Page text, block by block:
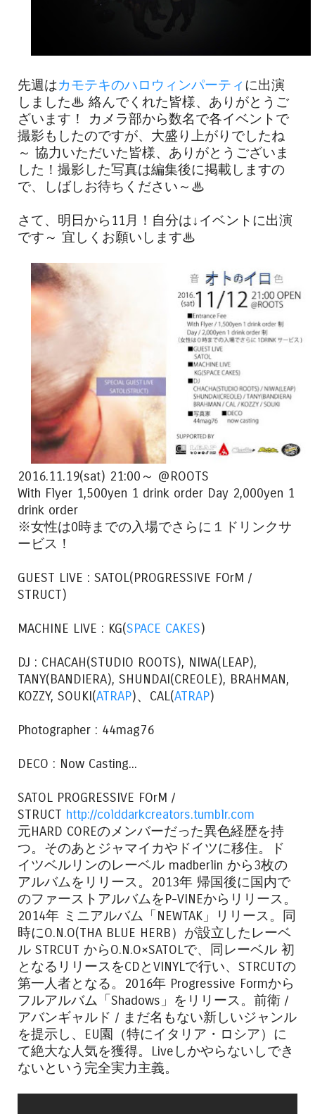
先週はカモテキのハロウィンパーティ に出演
しました♨ 絡んでくれた皆様、ありがとうご
ざいます！ カメラ部から数名で各イベントで
撮影もしたのですが、大盛り上がりでしたね
～ 協力いただいた皆様、ありがとうございま
した！撮影した写真は編集後に掲載しますの
で、しばしお待ちください～♨
さて、明日から11月！自分は↓イベントに出演
です～ 宜しくお願いします♨
2016.11.19(sat) 21:00～ @ROOTS
With Flyer 1,500yen 1 drink order Day 2,000yen 1
drink order
※女性は0時までの入場でさらに１ドリンクサ
ービス！
GUEST LIVE : SATOL(PROGRESSIVE FOrM /
STRUCT)
MACHINE LIVE : KG(SPACE CAKES)
DJ : CHACAH(STUDIO ROOTS), NIWA(LEAP),
TANY(BANDIERA), SHUNDAI(CREOLE), BRAHMAN,
KOZZY, SOUKI(ATRAP)、CAL(ATRAP)
Photographer : 44mag76
DECO : Now Casting...
SATOL PROGRESSIVE FOrM /
STRUCT http://colddarkcreators.tumblr.com
元HARD COREのメンバーだった異色経歴を持
つ。そのあとジャマイカやドイツに移住。ド
イツベルリンのレーベル madberlin から3枚の
アルバムをリリース。2013年 帰国後に国内で
のファーストアルバムをP-VINEからリリース。
2014年 ミニアルバム「NEWTAK」リリース。同
時にO.N.O(THA BLUE HERB）が設立したレーベ
ル STRCUT からO.N.O×SATOLで、同レーベル 初
となるリリースをCDとVINYLで行い、STRCUTの
第一人者となる。2016年 Progressive Formから
フルアルバム「Shadows」をリリース。前衛 /
アバンギャルド / まだ名もない新しいジャンル
を提示し、EU園（特にイタリア・ロシア）に
て絶大な人気を獲得。Liveしかやらないしでき
ないという完全実力主義。